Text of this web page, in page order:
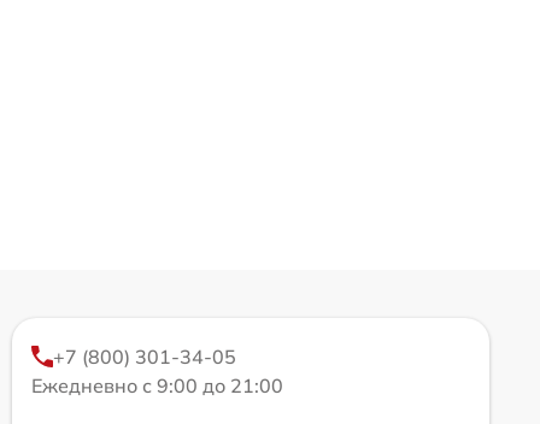
+7 (800) 301-34-05
Ежедневно с 9:00 до 21:00